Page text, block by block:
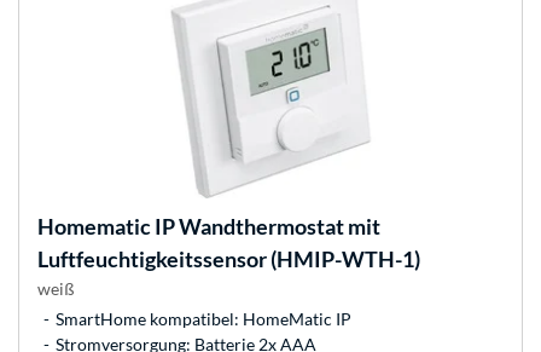
Homematic IPWandthermostat mit
Luftfeuchtigkeitssensor (HMIP-WTH-1)
weiß
SmartHome kompatibel: HomeMatic IP
Stromversorgung: Batterie 2x AAA